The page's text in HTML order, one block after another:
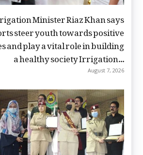
Minister Riaz Khan says
steer youth towards positive
and play a vital role in building
a healthy society Irrigation...
August 7, 2026